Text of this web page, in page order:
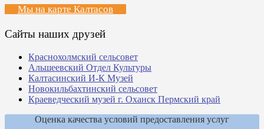
Мы на карте Калтасов
Сайты наших друзей
Краснохолмский сельсовет
Альшеевский Отдел Культуры
Калтасинский И-К Музей
Новокильбахтинский сельсовет
Краеведческий музей г. Оханск Пермский край
Оценка качества условий предоставления услуг